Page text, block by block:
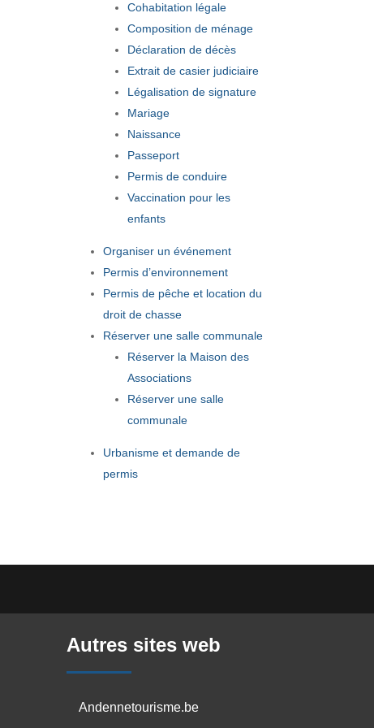
Cohabitation légale
Composition de ménage
Déclaration de décès
Extrait de casier judiciaire
Légalisation de signature
Mariage
Naissance
Passeport
Permis de conduire
Vaccination pour les
enfants
Organiser un événement
Permis d’environnement
Permis de pêche et location du
droit de chasse
Réserver une salle communale
Réserver la Maison des
Associations
Réserver une salle
communale
Urbanisme et demande de
permis
Autres sites web
Andennetourisme.be